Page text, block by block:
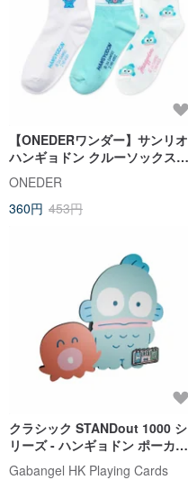
【ONEDERワンダー】サンリオ
ハンギョドン クルーソックス
Hangyodon
ONEDER
360円 453円
クラシック STANDout 1000 シ
リーズ - ハンギョドン ポーカー
カード
Gabangel HK Playing Cards